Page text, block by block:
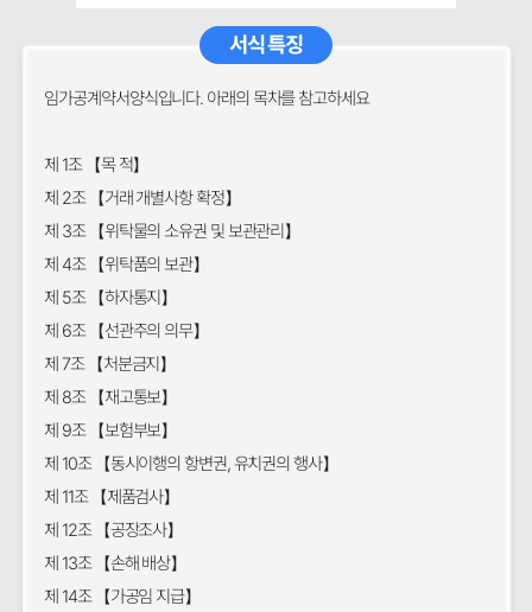
서식 특징
임가공계약서양식입니다. 아래의 목차를 참고하세요
제 1조 【목 적】
제 2조 【거래 개별사항 확정】
제 3조 【위탁물의 소유권 및 보관관리】
제 4조 【위탁품의 보관】
제 5조 【하자통지】
제 6조 【선관주의 의무】
제 7조 【처분금지】
제 8조 【재고통보】
제 9조 【보험부보】
제 10조 【동시이행의 항변권, 유치권의 행사】
제 11조 【제품검사】
제 12조 【공장조사】
제 13조 【손해 배상】
제 14조 【가공임 지급】